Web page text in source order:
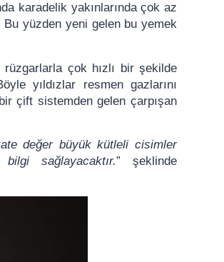
karadelik yakınlarında çok az
Bu yüzden yeni gelen bu yemek
çok hızlı bir şekilde
yıldızlar resmen gazlarını
çift sistemden gelen çarpışan
değer büyük kütleli cisimler
sağlayacaktır.” şeklinde